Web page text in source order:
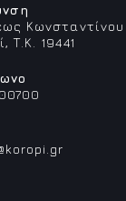
2022
Κωνσταντίνου
Τ.Κ. 19441